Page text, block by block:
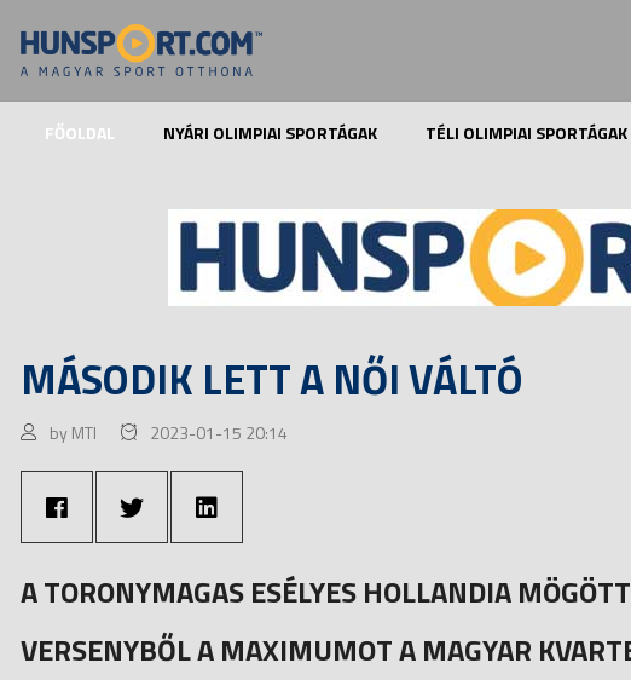
FŐOLDAL NYÁRI OLIMPIAI SPORTÁGAK TÉLI OLIMPIAI SPORTÁGAK
MÁSODIK LETT A NŐI VÁLTÓ
by MTI 2023-01-15 20:14
A TORONYMAGAS ESÉLYES HOLLANDIA
VERSENYBŐL A MAXIMUMOT A MAGYAR